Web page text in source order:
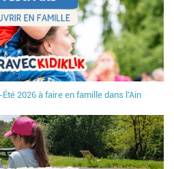
2026 à faire en famille dans l'Ain